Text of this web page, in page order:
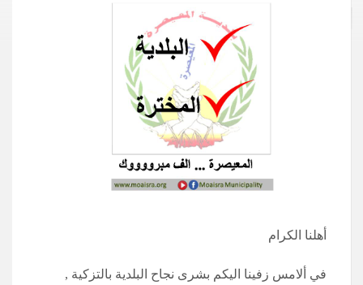
أهلنا الكرام
في ألامس زفينا اليكم بشرى نجاح البلدية بالتزكية ,